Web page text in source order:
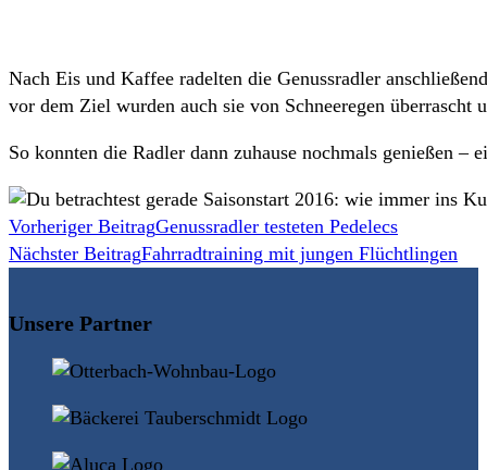
Nach Eis und Kaffee radelten die Genussradler
vor dem Ziel wurden auch sie von Schneeregen
So konnten die Radler dann zuhause nochmals genießen –
Weitere
Artikel
Vorheriger BeitragGenussradler testeten Pedelecs
Nächster BeitragFahrradtraining mit jungen Flüchtlingen
Unsere Partner